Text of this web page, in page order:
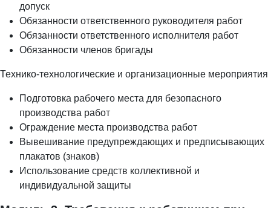
допуск
Обязанности ответственного руководителя работ
Обязанности ответственного исполнителя работ
Обязанности членов бригады
Технико-технологические и организационные мероприятия
Подготовка рабочего места для безопасного
производства работ
Ограждение места производства работ
Вывешивание предупреждающих и предписывающих
плакатов (знаков)
Использование средств коллективной и
индивидуальной защиты